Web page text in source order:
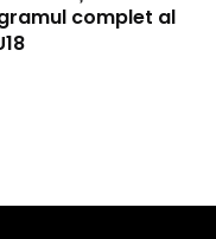
complet al